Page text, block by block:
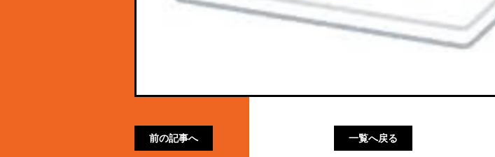
前の記事へ 一覧へ戻る